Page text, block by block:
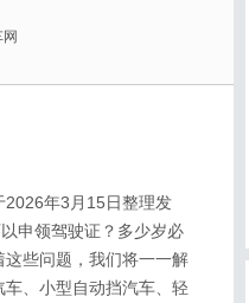
2026年3月15日整理发
申领驾驶证？多少岁必
些问题，我们将一一解
、小型自动挡汽车、轻